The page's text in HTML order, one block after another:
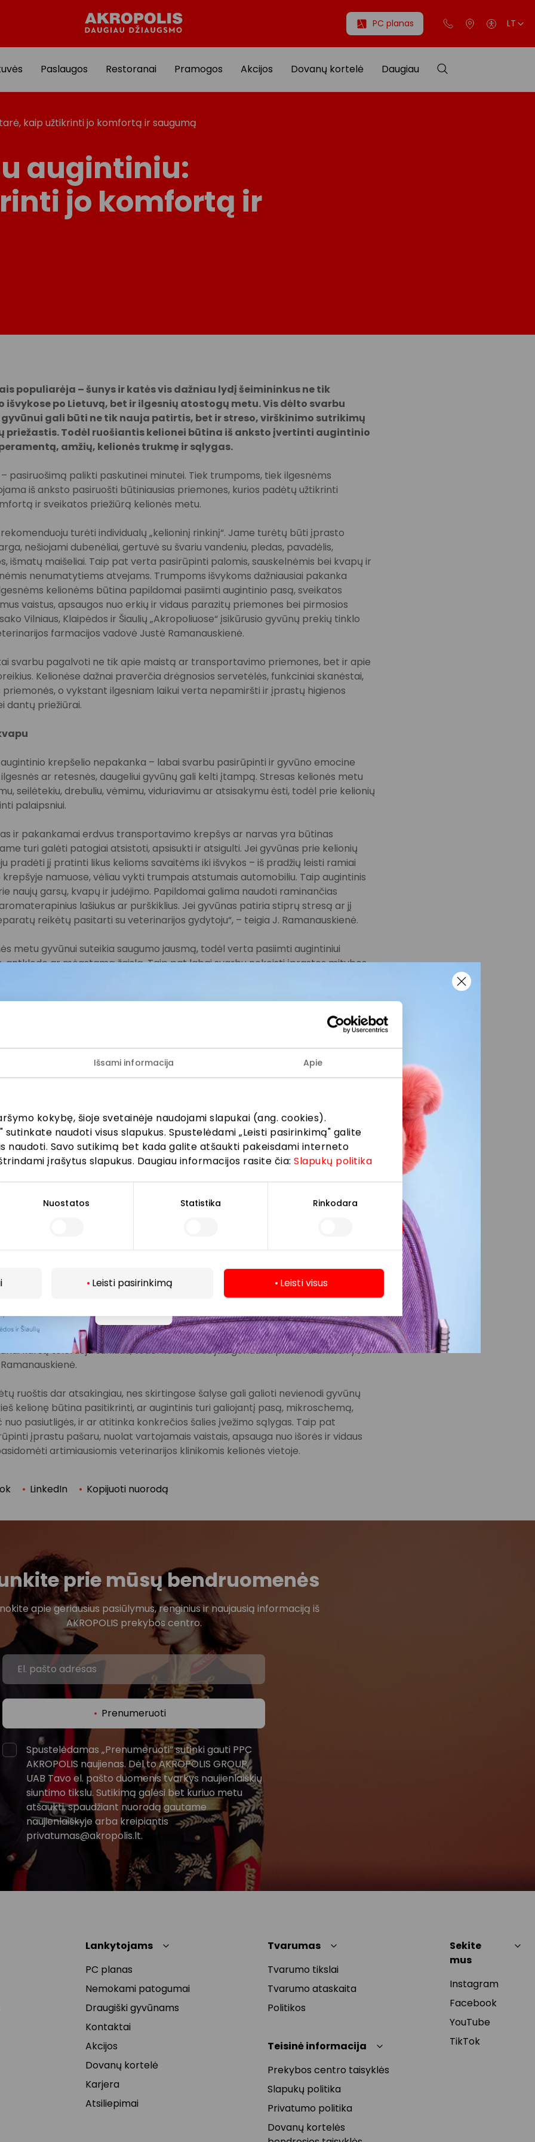
Išsami informacija Apie
kokybę, šioje svetainėje naudojami slapukai (ang. cookies).
sutinkate naudoti visus slapukus. Spustelėdami „Leisti pasirinkimą" galite
naudoti. Savo sutikimą bet kada galite atšaukti pakeisdami interneto
įrašytus slapukus. Daugiau informacijos rasite čia:Slapukų politika
Nuostatos Statistika Rinkodara
Leisti pasirinkimą Leisti visus
PC planas LT
Paslaugos Restoranai Pramogos Akcijos Dovanų kortelė Daugiau
kaip užtikrinti jo komfortą ir saugumą
augintiniu:
jo komfortą ir
populiarėja – šunys ir katės vis dažniau lydį šeimininkus ne tik
po Lietuvą, bet ir ilgesnių atostogų metu. Vis dėlto svarbu
gali būti ne tik nauja patirtis, bet ir streso, virškinimo sutrikimų
priežastis. Todėl ruošiantis kelionei būtina iš anksto įvertinti augintinio
amžių, kelionės trukmę ir sąlygas.
pasiruošimą palikti paskutinei minutei. Tiek trumpoms, tiek ilgesnėms
iš anksto pasiruošti būtiniausias priemones, kurios padėtų užtikrinti
ir sveikatos priežiūrą kelionės metu.
turėti individualų „kelioninį rinkinį“. Jame turėtų būti įprasto
nešiojami dubenėliai, gertuvė su švariu vandeniu, pledas, pavadėlis,
išmatų maišeliai. Taip pat verta pasirūpinti palomis, sauskelnėmis bei kvapų ir
nenumatytiems atvejams. Trumpoms išvykoms dažniausiai pakanka
kelionėms būtina papildomai pasiimti augintinio pasą, sveikatos
vaistus, apsaugos nuo erkių ir vidaus parazitų priemones bei pirmosios
Vilniaus, Klaipėdos ir Šiaulių „Akropoliuose“ įsikūrusio gyvūnų prekių tinklo
farmacijos vadovė Justė Ramanauskienė.
svarbu pagalvoti ne tik apie maistą ar transportavimo priemones, bet ir apie
Kelionėse dažnai praverčia drėgnosios servetėlės, funkciniai skanėstai,
o vykstant ilgesniam laikui verta nepamiršti ir įprastų higienos
dantų priežiūrai.
augintinio krepšelio nepakanka – labai svarbu pasirūpinti ir gyvūno emocine
ar retesnės, daugeliui gyvūnų gali kelti įtampą. Stresas kelionės metu
seilėtekiu, drebuliu, vėmimu, viduriavimu ar atsisakymu ėsti, todėl prie kelionių
palaipsniui.
ir pakankamai erdvus transportavimo krepšys ar narvas yra būtinas
turi galėti patogiai atsistoti, apsisukti ir atsigulti. Jei gyvūnas prie kelionių
pradėti jį pratinti likus kelioms savaitėms iki išvykos – iš pradžių leisti ramiai
namuose, vėliau vykti trumpais atstumais automobiliu. Taip augintinis
naujų garsų, kvapų ir judėjimo. Papildomai galima naudoti raminančias
lašiukus ar purškiklius. Jei gyvūnas patiria stiprų stresą ar jį
reikėtų pasitarti su veterinarijos gydytoju“, – teigia J. Ramanauskienė.
metu gyvūnui suteikia saugumo jausmą, todėl verta pasiimti augintiniui
antklodę ar mėgstamą žaislą. Taip pat labai svarbu nekeisti įprastos mitybos
pasivaikščiojimų grafiko kaip namuose. Prieš pat kelionę augintinio
– paskutinį didesnį maitinimą geriausia planuoti likus 3–4 valandoms iki
metu šunims būtina daryti pertraukas kas 2–3 valandas, kad jie galėtų
ir atlikti gamtinius reikalus“, – pažymi J. Ramanauskienė.
dažniau pasiima ir į kasdienes veiklas mieste, todėl daugėja vietų, kurios yra
gyvūnais. „Jau dvejus metus Vilniaus, Klaipėdos ir Šiaulių „Akropoliai“ yra
jie laukiami visose bendrose erdvėse, tokiose kaip prekybos centrų alėjos ar
užsukti ir į parduotuves, pažymėtas specialiu žalios spalvos „pėdutės“
kad apsilankymas prekybos ir pramogų centruose būtų patogus ir
jų augintiniams“, – sako Paulius Pocius, „Akropolis Group“ rinkodaros ir
augintiniu vasarą, būtina įvertinti oro temperatūrą. Gyvūno negalima palikti
net trumpam – net ir pravertas langas neužtikrina saugumo. Perkaitimas gali
automobilio salone per kelias minutes gali tapti pavojinga. Kelionės metu
padėti užtikrinti vėsinantys kilimėliai, reguliariai siūlomas vanduo ir pavėsis
šunys, tokie kaip mopsai ar buldogai, ilgaplaukės veislės, antsvorio
karštį toleruoja sunkiau, todėl keliones su jais geriausia planuoti anksti ryte
ruoštis dar atsakingiau, nes skirtingose šalyse gali galioti nevienodi gyvūnų
kelionę būtina pasitikrinti, ar augintinis turi galiojantį pasą, mikroschemą,
nuo pasiutligės, ir ar atitinka konkrečios šalies įvežimo sąlygas. Taip pat
įprastu pašaru, nuolat vartojamais vaistais, apsauga nuo išorės ir vidaus
artimiausiomis veterinarijos klinikomis kelionės vietoje.
LinkedIn Kopijuoti nuorodą
prie mūsų bendruomenės
apie geriausius pasiūlymus, renginius ir naujausią informaciją iš
AKROPOLIS prekybos centro.
Prenumeruoti
Spustelėdamas „Prenumeruoti“ sutinki gauti PPC
AKROPOLIS naujienas. Dėl to AKROPOLIS GROUP,
UAB Tavo el. pašto duomenis tvarkys naujienlaiškių
siuntimo tikslu. Sutikimą galėsi bet kuriuo metu
atšaukti, spaudžiant nuorodą gautame
naujienlaiškyje arba kreipiantis
privatumas@akropolis.lt.
Lankytojams
PC planas
Nemokami patogumai
Draugiški gyvūnams
Kontaktai
Akcijos
Dovanų kortelė
Karjera
Atsiliepimai
Tvarumas
Tvarumo tikslai
Tvarumo ataskaita
Politikos
Teisinė informacija
Prekybos centro taisyklės
Slapukų politika
Privatumo politika
Dovanų kortelės
Sekite
mus
Instagram
Facebook
YouTube
TikTok